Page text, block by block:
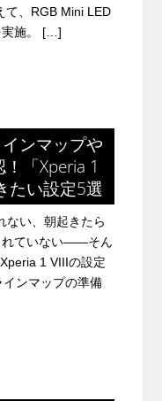
て、RGB Mini LED
実施。 […]
インマップや
「Xperia 1
たい設定5選
ない、朝起きたら
れていない――そん
1 VIIIの設定
ンマップの準備